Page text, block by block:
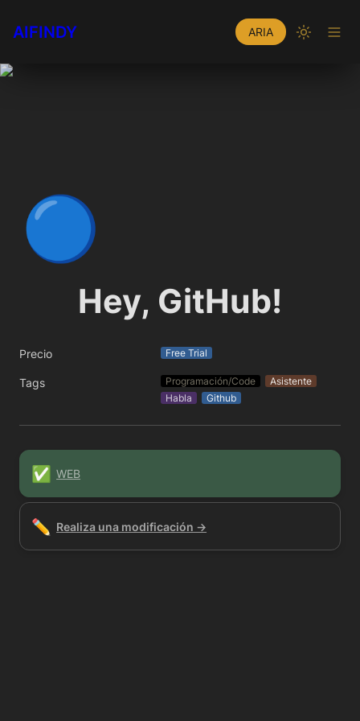
AIFINDY ARIA
🔵
Hey, GitHub!
Precio Free Trial
Tags Programación/Code
Asistente
Habla
Github
✅ WEB
✏️ Realiza una modificación →